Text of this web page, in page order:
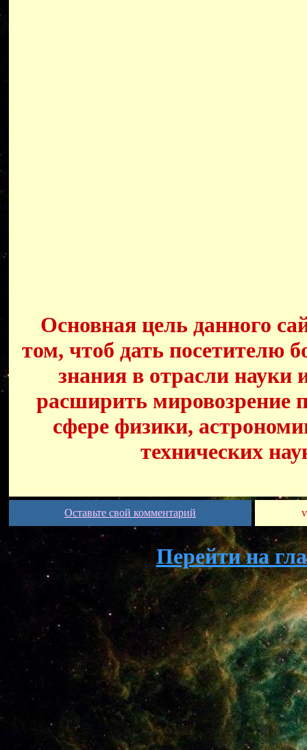
Основная цель данного
том, чтоб дать посетителю
знания в отрасли науки
расширить мировозрение
сфере физики,
технических
Оставьте свой комментарий
Перейти на